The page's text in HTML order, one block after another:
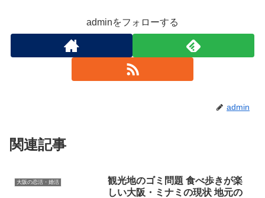
adminをフォローする
admin
関連記事
大阪の恋活・婚活
観光地のゴミ問題 食べ歩きが楽
しい大阪 ・ミナミの現状 地元の